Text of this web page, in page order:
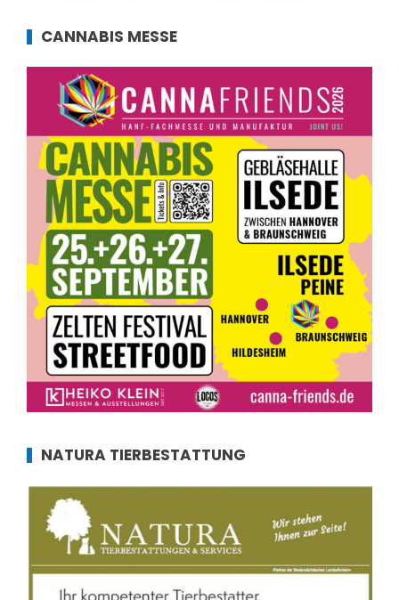
CANNABIS MESSE
NATURA TIERBESTATTUNG